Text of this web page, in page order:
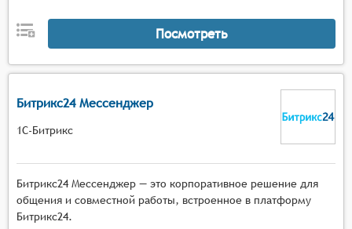
Посмотреть
Битрикс24 Мессенджер
1С-Битрикс
Битрикс24 Мессенджер — это корпоративное решение для
общения и совместной работы, встроенное в платформу
Битрикс24.